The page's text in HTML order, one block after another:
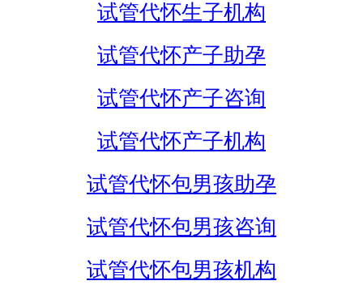
试管代怀生子机构
试管代怀产子助孕
试管代怀产子咨询
试管代怀产子机构
试管代怀包男孩助孕
试管代怀包男孩咨询
试管代怀包男孩机构